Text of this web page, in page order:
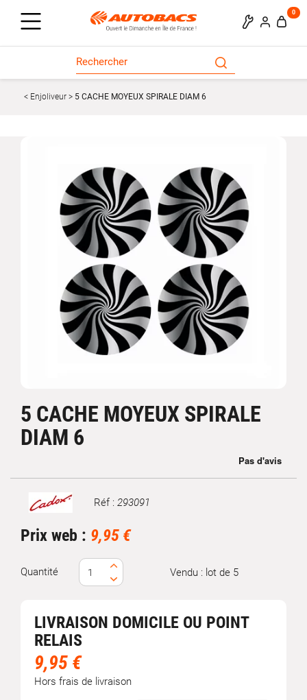
0
Enjoliveur 5 CACHE MOYEUX SPIRALE DIAM 6
5 CACHE MOYEUX SPIRALE
DIAM 6
Marque Réf : 293091
Prix web : 9,95 €
Quantité Vendu : lot de 5
LIVRAISON DOMICILE OU POINT
RELAIS
9,95 €
Hors frais de livraison